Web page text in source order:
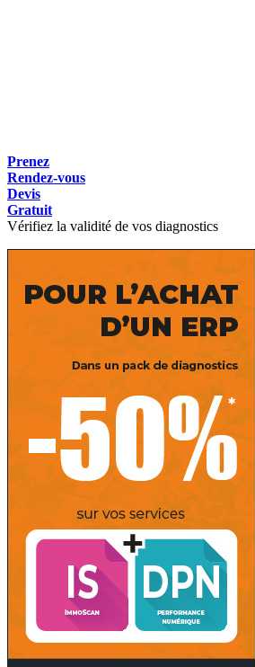
Prenez
Rendez-vous
Devis
Gratuit
Vérifiez la validité de vos diagnostics